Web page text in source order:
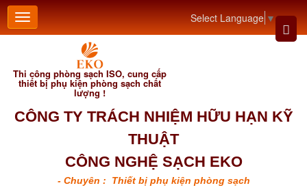
Thi công phòng sạch ISO, cung cấp
thiết bị phụ kiện phòng sạch chất
lượng !
CÔNG TY TRÁCH NHIỆM HỮU HẠN KỸ
THUẬT
CÔNG NGHỆ SẠCH EKO
- Chuyên : Thiết bị phụ kiện phòng sạch
Select Language▼